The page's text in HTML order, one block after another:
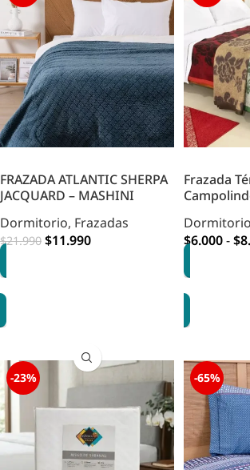
FRAZADA ATLANTIC SHERPA
JACQUARD – MASHINI
Dormitorio, Frazadas
$21.990 $11.990
Frazada
Dormitorio
$6.000-$
-23% -65%